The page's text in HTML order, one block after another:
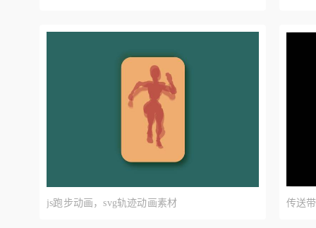
js跑步动画，svg轨迹动画素材 传送